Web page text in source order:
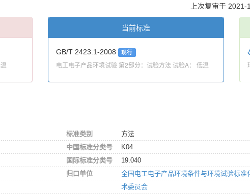
上次复审于 2021-
当前标准
GB/T 2423.1-2008 现行
电工电子产品环境试验 第2部分：试验方法 试验A： 低温
标准类别
方法
中国标准分类号
K04
国际标准分类号
19.040
归口单位
全国电工电子产品环境条件与环境试验标准
术委员会